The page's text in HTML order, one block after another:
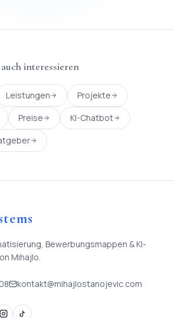
interessieren
Leistungen
Projekte
Preise
KI-Chatbot
Bewerbungsmappen & KI-
Mihajlo.
kontakt@mihajlostanojevic.com